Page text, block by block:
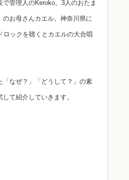
管理人のKeroko。3人のおたま
のお母さんカエル。神奈川県に
ロックを聴くとカエルの大合唱
「なぜ？」「どうして？」の素
て紹介していきます。